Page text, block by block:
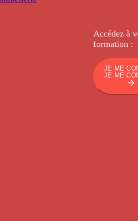
Accédez à
formation :
JE ME
JE ME